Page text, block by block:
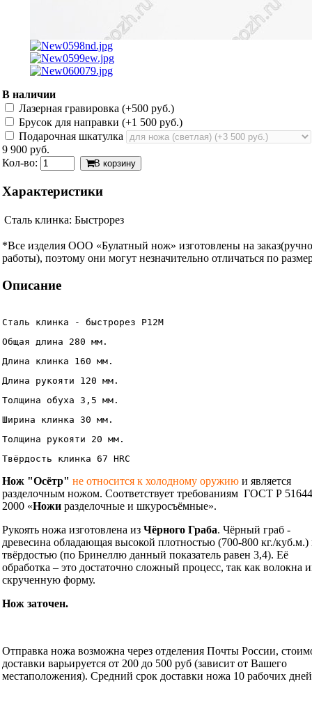
В наличии
Лазерная гравировка (+500 руб.)
Брусок для направки (+1 500 руб.)
Подарочная шкатулка
9 900 руб.
Кол-во:
В корзину
Характеристики
Сталь клинка: Быстрорез
*Все изделия ООО «Булатный нож» изготовлены на
работы), поэтому они могут незначительно отличаться по
Описание
Сталь клинка - быстрорез Р12М
Общая длина 280 мм.
Длина клинка 160 мм.
Длина рукояти 120 мм.
Толщина обуха 3,5 мм.
Ширина клинка 30 мм.
Толщина рукояти 20 мм.
Твёрдость клинка 67 HRC
Нож "Осётр" не относится к холодному оружию и является
разделочным ножом. Соответствует требованиям ГОСТ Р
2000 «Ножи разделочные и шкуросъёмные».
Рукоять ножа изготовлена из Чёрного Граба. Чёрный граб -
древесина обладающая высокой плотностью (700-800 кг./куб.м.)
твёрдостью (по Бринеллю данный показатель равен 3,4). Её
обработка – это достаточно сложный процесс, так как волокна
скрученную форму.
Нож заточен.
Отправка ножа возможна через отделения Почты России,
доставки варьируется от 200 до 500 руб (зависит от Вашего
местаположения). Средний срок доставки ножа 10 рабочих